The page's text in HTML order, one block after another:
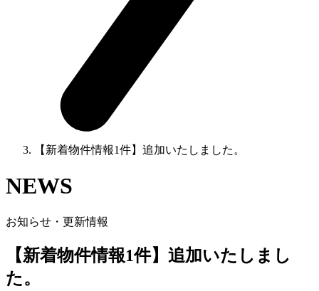
【新着物件情報1件】追加いたしました。
NEWS
お知らせ・更新情報
【新着物件情報1件】追加いたしまし
た。